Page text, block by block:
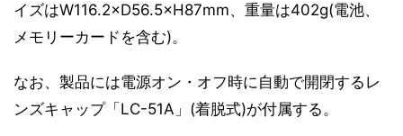
イズはW116.2×D56.5×H87mm、重量は402g(電池、
メモリーカードを含む)。
なお、製品には電源オン・オフ時に自動で開閉するレ
ンズキャップ「LC-51A」(着脱式)が付属する。